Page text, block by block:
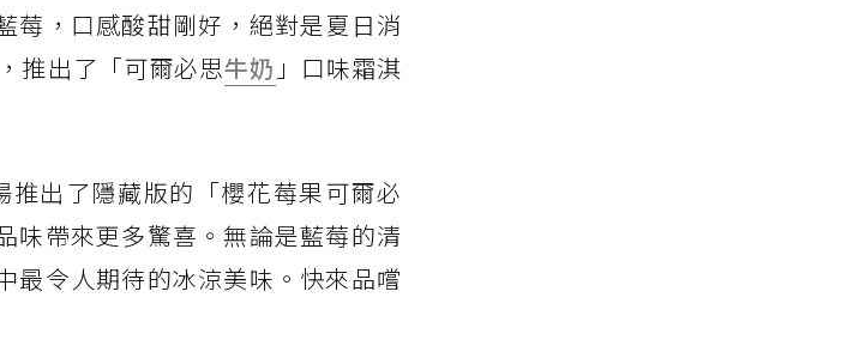
莓，口感酸甜剛好，絕對是夏日消
推出了「可爾必思牛奶 」口味霜淇
推出了隱藏版的「櫻花莓果可爾必
味帶來更多驚喜。無論是藍莓的清
最令人期待的冰涼美味。快來品嚐